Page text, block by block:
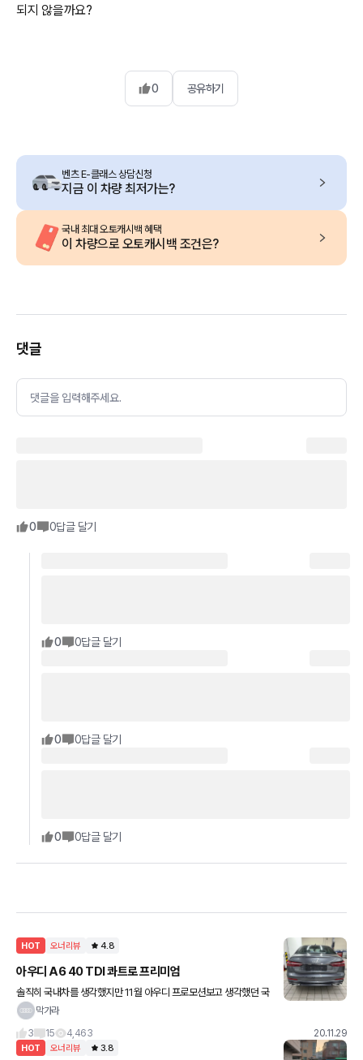
되지 않을까요?
0 공유하기
벤츠 E-클래스 상담신청
지금 이 차량 최저가는?
국내 최대 오토캐시백 혜택
이 차량으로 오토캐시백 조건은?
댓글
댓글을 입력해주세요.
0 0답글 달기
0 0답글 달기
0 0답글 달기
0 0답글 달기
HOT 오너리뷰 4.8
아우디 A6 40 TDI 콰트로 프리미엄
솔직히 국내차를 생각했지만 11월 아우디 프로모션보고 생각했던 국
내차 가격에서 600만원 차이나는거보고 바로 계약했습니다... 이제
막가라
3
15 4,463 20.11.29
HOT 오너리뷰 3.8